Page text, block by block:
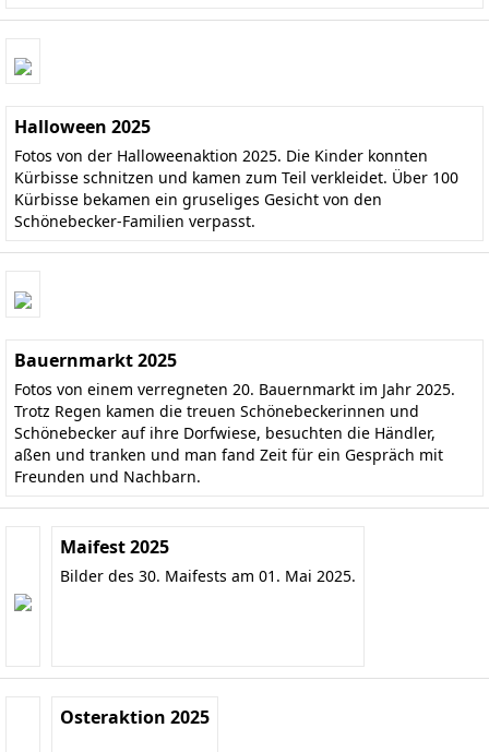
Halloween 2025
Fotos von der Halloweenaktion 2025. Die Kinder konnten
Kürbisse schnitzen und kamen zum Teil verkleidet. Über 100
Kürbisse bekamen ein gruseliges Gesicht von den
Schönebecker-Familien verpasst.
Bauernmarkt 2025
Fotos von einem verregneten 20. Bauernmarkt im Jahr 2025.
Trotz Regen kamen die treuen Schönebeckerinnen und
Schönebecker auf ihre Dorfwiese, besuchten die Händler,
aßen und tranken und man fand Zeit für ein Gespräch mit
Freunden und Nachbarn.
Maifest 2025
Bilder des 30. Maifests am 01. Mai 2025.
Osteraktion 2025